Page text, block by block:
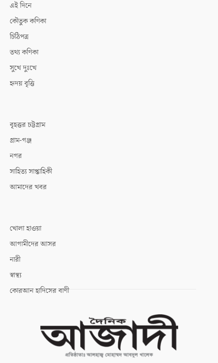
এই দিনে
কৌতুক কণিকা
চিঠিপত্র
তথ্য কণিকা
সুখে দুঃখে
হৃদয় বৃত্তি
বৃহত্তর চট্টগ্রাম
গ্রাম-গঞ্জ
নগর
সাহিত্য সাপ্তাহিকী
আমাদের খবর
খোলা হাওয়া
আগামীদের আসর
নারী
স্বাস্থ্য
কোরআন হাদিসের বাণী